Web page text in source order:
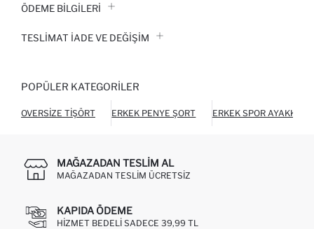
ÖDEME BİLGİLERİ
TESLIMAT İADE VE DEĞIŞIM
POPÜLER KATEGORILER
OVERSIZE TIŞÖRT ERKEK PENYE ŞORT ERKEK SPOR AYAKKABI
MAĞAZADAN TESLIM AL
MAĞAZADAN TESLIM ÜCRETSIZ
KAPIDA ÖDEME
HIZMET BEDELI SADECE 39,99 TL